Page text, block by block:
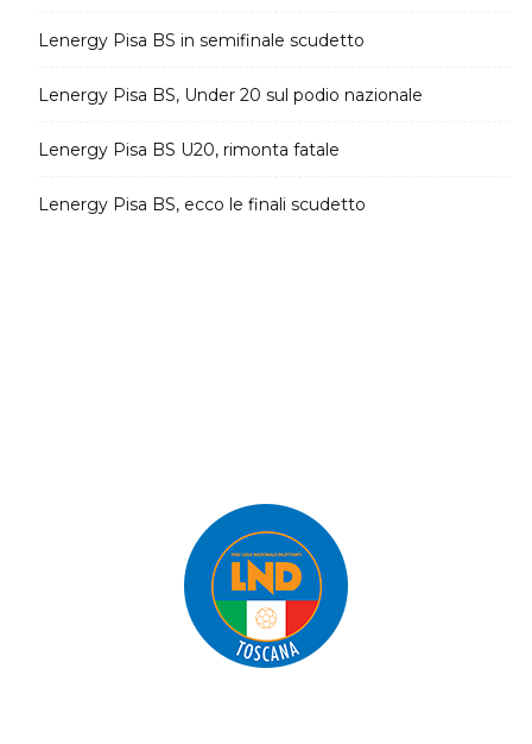
Lenergy Pisa BS in semifinale scudetto
Lenergy Pisa BS, Under 20 sul podio nazionale
Lenergy Pisa BS U20, rimonta fatale
Lenergy Pisa BS, ecco le finali scudetto